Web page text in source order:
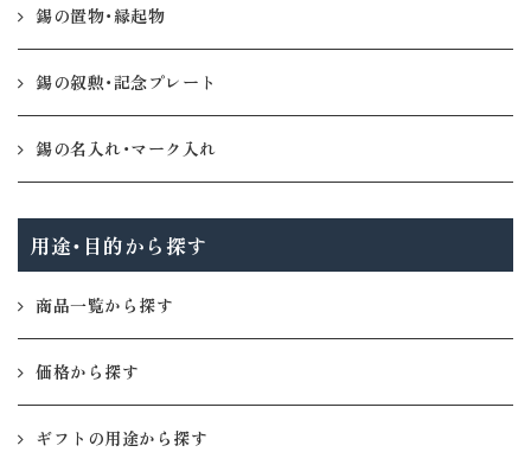
錫の置物・縁起物
錫の叙勲・記念プレート
錫の名入れ・マーク入れ
用途・目的から探す
商品一覧から探す
価格から探す
ギフトの用途から探す